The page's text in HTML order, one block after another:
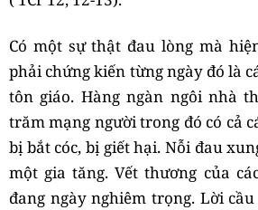
Có một sự thật đau lòng mà
phải chứng kiến từng ngày đó là
tôn giáo. Hàng ngàn ngôi nhà
trăm mạng người trong đó có cả
bị bắt cóc, bị giết hại. Nỗi đau
một gia tăng. Vết thương của
đang ngày nghiêm trọng. Lời